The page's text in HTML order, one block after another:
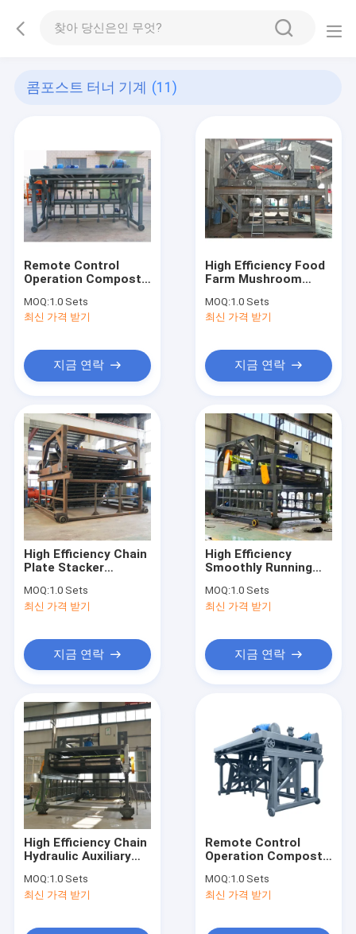
콤포스트 터너 기계 (11)
Remote Control
Operation Compost
Compost Granulator
Fertilizer Fertilizer
Compost Industrial
MOQ:1.0 Sets
최신 가격 받기
지금 연락
High Efficiency Food
Farm Mushroom
Compost Turner
Organic Fertilizer
MOQ:1.0 Sets
최신 가격 받기
지금 연락
High Efficiency Chain
Plate Stacker
Machine Fertilizer
Fermentation Making
MOQ:1.0 Sets
최신 가격 받기
지금 연락
High Efficiency
Smoothly Running
Compost Maker
Waste Composting
MOQ:1.0 Sets
최신 가격 받기
지금 연락
High Efficiency Chain
Hydraulic Auxiliary
Manure Organic
Fertilizer Compost
MOQ:1.0 Sets
최신 가격 받기
Remote Control
Operation Compost
Rotation Type
Compost Turner
MOQ:1.0 Sets
최신 가격 받기